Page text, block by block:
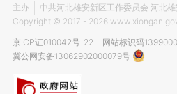
主办
中共河北雄安新区工作委员会 河北
Copyright © 2017 - 2026
京ICP证010042号-22
网站标识码
冀公网安备13062902000079号